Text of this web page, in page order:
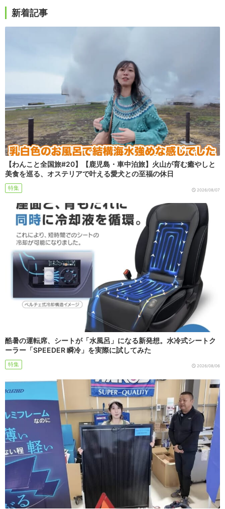
新着記事
【わんこと全国旅#20】【鹿児島・車中泊旅】火山が育む癒やしと
美食を巡る、オステリアで叶える愛犬との至福の休日
特集 2026/08/07
酷暑の運転席、シートが「水風呂」になる新発想。水冷式シートク
ーラー「SPEEDER 瞬冷」を実際に試してみた
特集 2026/08/06